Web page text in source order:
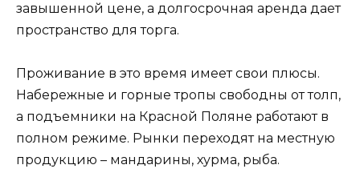
завышенной цене, а долгосрочная аренда дает
пространство для торга.
Проживание в это время имеет свои плюсы.
Набережные и горные тропы свободны от толп,
а подъемники на Красной Поляне работают в
полном режиме. Рынки переходят на местную
продукцию – мандарины, хурма, рыба.